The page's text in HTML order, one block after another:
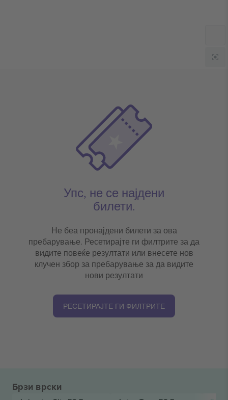
Упс, не се најдени
билети.
Не беа пронајдени билети за ова
пребарување. Ресетирајте ги филтрите за да
видите повеќе резултати или внесете нов
клучен збор за пребарување за да видите
нови резултати
РЕСЕТИРАЈТЕ ГИ ФИЛТРИТЕ
Брзи врски